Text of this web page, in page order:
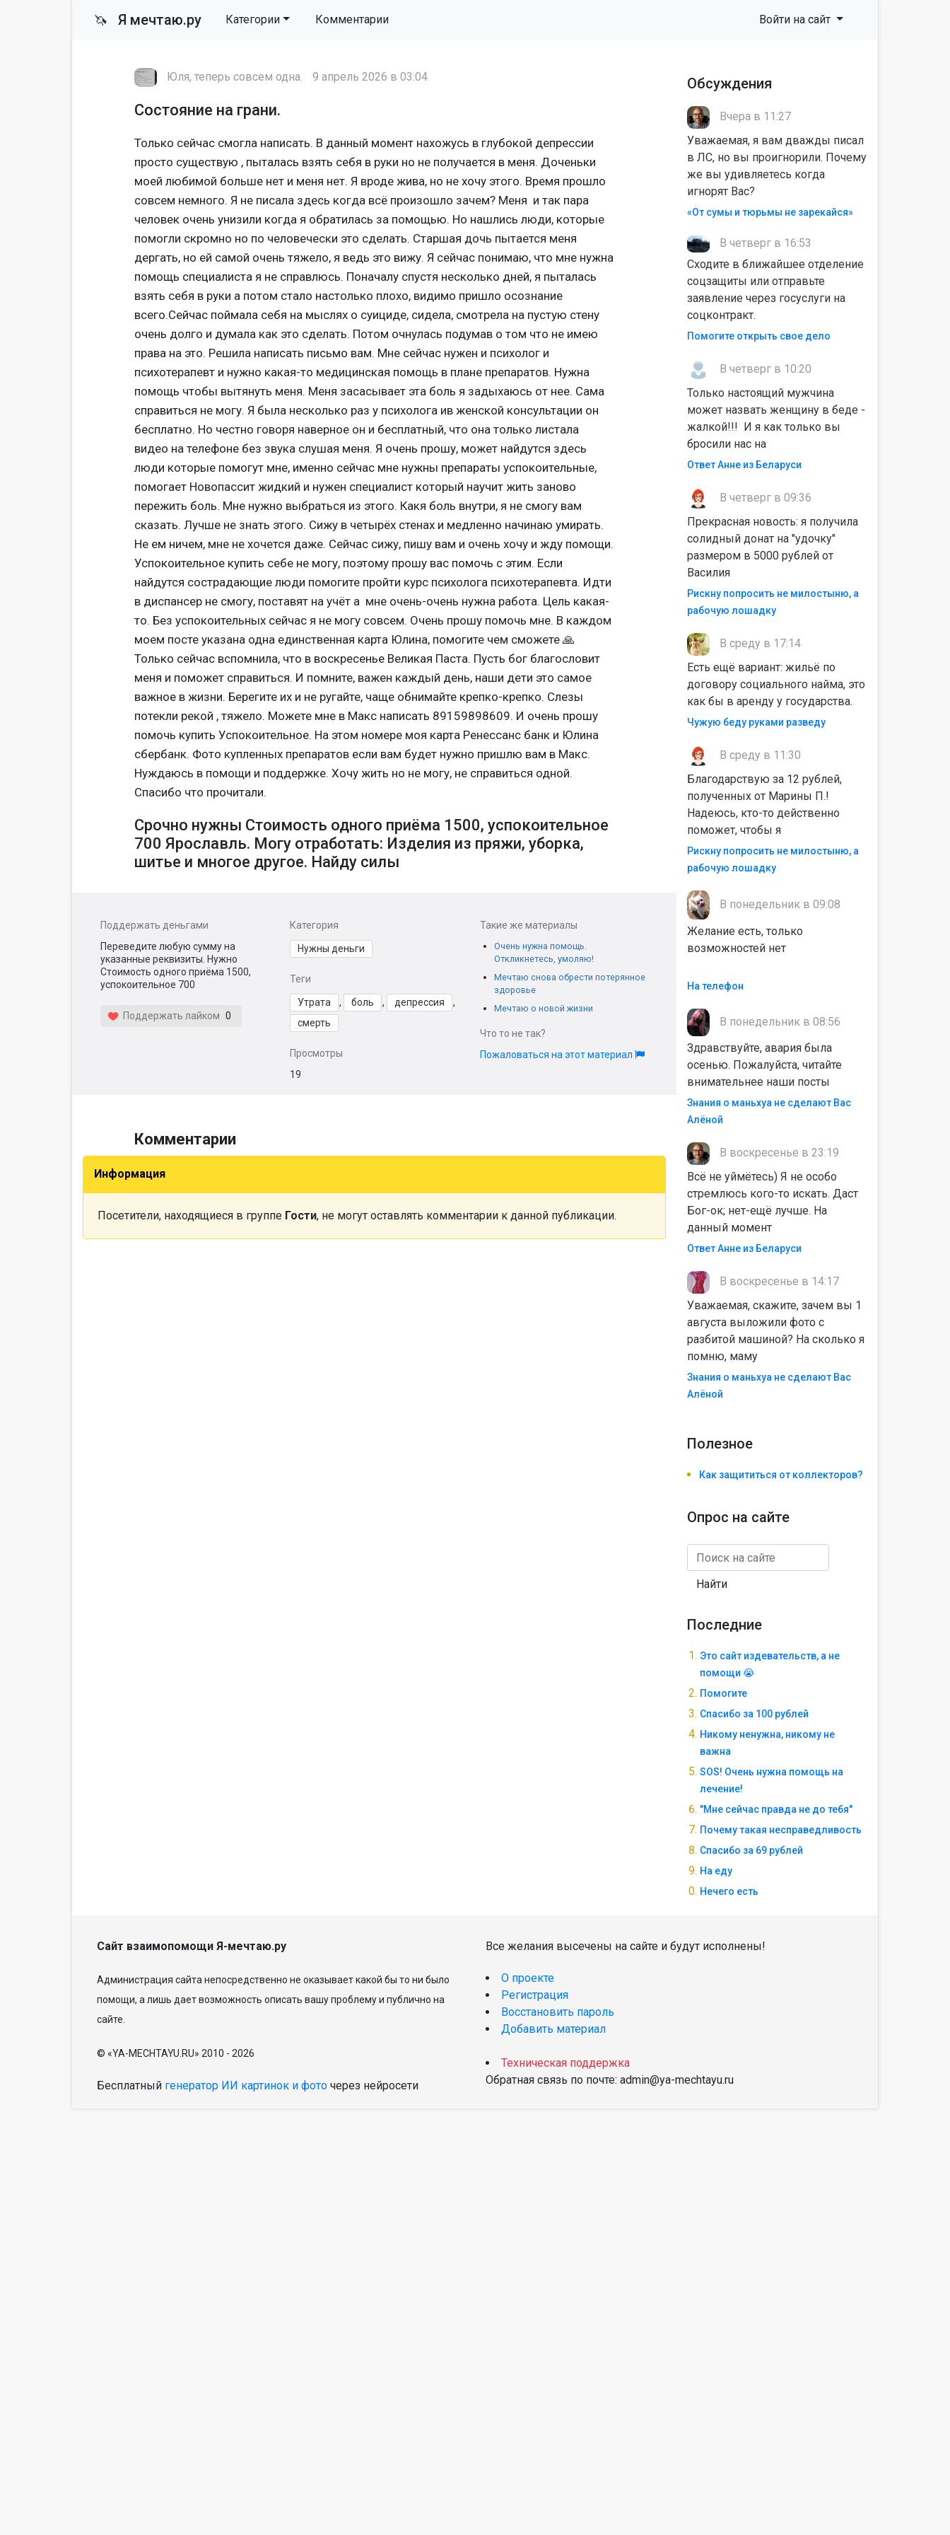
🦄 Я мечтаю.ру Категории Комментарии Войти на сайт
Юля, теперь совсем одна. 9 апрель 2026 в 03:04
Состояние на грани.
Только сейчас смогла написать. В данный момент нахожусь в глубокой депрессии
просто существую , пыталась взять себя в руки но не получается в меня. Доченьки
моей любимой больше нет и меня нет. Я вроде жива, но не хочу этого. Время прошло
совсем немного. Я не писала здесь когда всё произошло зачем? Меня и так пара
человек очень унизили когда я обратилась за помощью. Но нашлись люди, которые
помогли скромно но по человечески это сделать. Старшая дочь пытается меня
дергать, но ей самой очень тяжело, я ведь это вижу. Я сейчас понимаю, что мне нужна
помощь специалиста я не справлюсь. Поначалу спустя несколько дней, я пыталась
взять себя в руки а потом стало настолько плохо, видимо пришло осознание
всего.Сейчас поймала себя на мыслях о суициде, сидела, смотрела на пустую стену
очень долго и думала как это сделать. Потом очнулась подумав о том что не имею
права на это. Решила написать письмо вам. Мне сейчас нужен и психолог и
психотерапевт и нужно какая-то медицинская помощь в плане препаратов. Нужна
помощь чтобы вытянуть меня. Меня засасывает эта боль я задыхаюсь от нее. Сама
справиться не могу. Я была несколько раз у психолога ив женской консультации он
бесплатно. Но честно говоря наверное он и бесплатный, что она только листала
видео на телефоне без звука слушая меня. Я очень прошу, может найдутся здесь
люди которые помогут мне, именно сейчас мне нужны препараты успокоительные,
помогает Новопассит жидкий и нужен специалист который научит жить заново
пережить боль. Мне нужно выбраться из этого. Какя боль внутри, я не смогу вам
сказать. Лучше не знать этого. Сижу в четырёх стенах и медленно начинаю умирать.
Не ем ничем, мне не хочется даже. Сейчас сижу, пишу вам и очень хочу и жду помощи.
Успокоительное купить себе не могу, поэтому прошу вас помочь с этим. Если
найдутся сострадающие люди помогите пройти курс психолога психотерапевта. Идти
в диспансер не смогу, поставят на учёт а мне очень-очень нужна работа. Цель какая-
то. Без успокоительных сейчас я не могу совсем. Очень прошу помочь мне. В каждом
моем посте указана одна единственная карта Юлина, помогите чем сможете 🙏
Только сейчас вспомнила, что в воскресенье Великая Паста. Пусть бог благословит
меня и поможет справиться. И помните, важен каждый день, наши дети это самое
важное в жизни. Берегите их и не ругайте, чаще обнимайте крепко-крепко. Слезы
потекли рекой , тяжело. Можете мне в Макс написать 89159898609. И очень прошу
помочь купить Успокоительное. На этом номере моя карта Ренессанс банк и Юлина
сбербанк. Фото купленных препаратов если вам будет нужно пришлю вам в Макс.
Нуждаюсь в помощи и поддержке. Хочу жить но не могу, не справиться одной.
Спасибо что прочитали.
Срочно нужны Стоимость одного приёма 1500, успокоительное
700 Ярославль. Могу отработать: Изделия из пряжи, уборка,
шитье и многое другое. Найду силы
Поддержать деньгами
Переведите любую сумму на
указанные реквизиты. Нужно
Стоимость одного приёма 1500,
успокоительное 700
Поддержать лайком 0
Категория
Нужны деньги
Теги
Утрата , боль , депрессия
,
смерть
Просмотры
19
Такие же материалы
Очень нужна помощь.
Откликнетесь, умоляю!
Мечтаю снова обрести потерянное
здоровье
Мечтаю о новой жизни
Что то не так?
Пожаловаться на этот материал
Комментарии
Информация
Посетители, находящиеся в группе Гости, не могут оставлять комментарии к данной публикации.
Обсуждения
Вчера в 11:27
Уважаемая, я вам дважды писал
в ЛС, но вы проигнорили. Почему
же вы удивляетесь когда
игнорят Вас?
«От сумы и тюрьмы не зарекайся»
В четверг в 16:53
Сходите в ближайшее отделение
соцзащиты или отправьте
заявление через госуслуги на
соцконтракт.
Помогите открыть свое дело
В четверг в 10:20
Только настоящий мужчина
может назвать женщину в беде -
жалкой!!! И я как только вы
бросили нас на
Ответ Анне из Беларуси
В четверг в 09:36
Прекрасная новость: я получила
солидный донат на "удочку"
размером в 5000 рублей от
Василия
Рискну попросить не милостыню, а
рабочую лошадку
В среду в 17:14
Есть ещё вариант: жильё по
договору социального найма, это
как бы в аренду у государства.
Чужую беду руками разведу
В среду в 11:30
Благодарствую за 12 рублей,
полученных от Марины П.!
Надеюсь, кто-то действенно
поможет, чтобы я
Рискну попросить не милостыню, а
рабочую лошадку
В понедельник в 09:08
Желание есть, только
возможностей нет
На телефон
В понедельник в 08:56
Здравствуйте, авария была
осенью. Пожалуйста, читайте
внимательнее наши посты
Знания о маньхуа не сделают Вас
Алëной
В воскресенье в 23:19
Всё не уймётесь) Я не особо
стремлюсь кого-то искать. Даст
Бог-ок; нет-ещё лучше. На
данный момент
Ответ Анне из Беларуси
В воскресенье в 14:17
Уважаемая, скажите, зачем вы 1
августа выложили фото с
разбитой машиной? На сколько я
помню, маму
Знания о маньхуа не сделают Вас
Алëной
Полезноe
Как защититься от коллекторов?
Опрос на сайте
Найти
Последние
Это сайт издевательств, а не
помощи 😭
Помогите
Спасибо за 100 рублей
Никому ненужна, никому не
важна
SOS! Очень нужна помощь на
лечение!
"Мне сейчас правда не до тебя"
Почему такая несправедливость
Спасибо за 69 рублей
На еду
Нечего есть
Сайт взаимопомощи Я-мечтаю.ру
Администрация сайта непосредственно не оказывает какой бы то ни было
помощи, а лишь дает возможность описать вашу проблему и публично на
сайте.
© «YA-MECHTAYU.RU» 2010 - 2026
Бесплатный генератор ИИ картинок и фото через нейросети
Все желания высечены на сайте и будут исполнены!
О проекте
Регистрация
Восстановить пароль
Добавить материал
Техническая поддержка
Обратная связь по почте: admin@ya-mechtayu.ru